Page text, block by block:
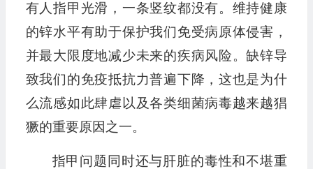
有人指甲光滑，一条竖纹都没有。维持健康
的锌水平有助于保护我们免受病原体侵害，
并最大限度地减少未来的疾病风险。缺锌导
致我们的免疫抵抗力普遍下降，这也是为什
么流感如此肆虐以及各类细菌病毒越来越猖
獗的重要原因之一。
指甲问题同时还与肝脏的毒性和不堪重